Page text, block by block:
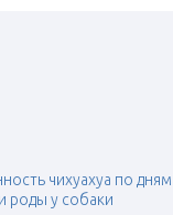
чихуахуа по дням
и роды у собаки